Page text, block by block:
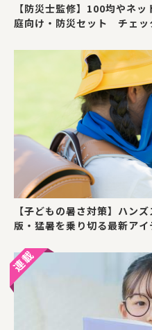
【防災士監修】100均やネ
庭向け・防災セット チェッ
【子どもの暑さ対策】ハン
版・猛暑を乗り切る最新アイ